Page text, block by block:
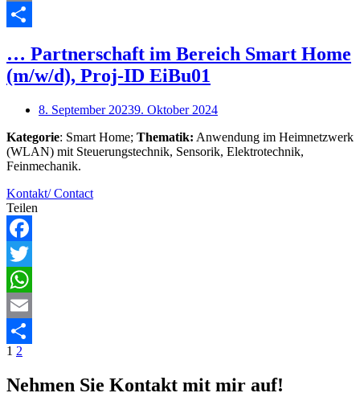
Email
… Partnerschaft im Bereich Smart Home
(m/w/d), Proj-ID EiBu01
8. September 20239. Oktober 2024
Kategorie: Smart Home; Thematik: Anwendung im Heimnetzwerk
(WLAN) mit Steuerungstechnik, Sensorik, Elektrotechnik,
Feinmechanik.
Kontakt/ Contact
Teilen
Facebook
Twitter
WhatsApp
Email
Teilen
Posts
navigation
1 2
Nehmen Sie Kontakt mit mir auf!